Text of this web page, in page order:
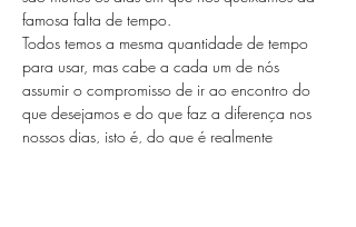
famosa falta de tempo.
Todos temos a mesma quantidade de tempo
para usar, mas cabe a cada um de nós
assumir o compromisso de ir ao encontro do
que desejamos e do que faz a diferença nos
nossos dias, isto é, do que é realmente